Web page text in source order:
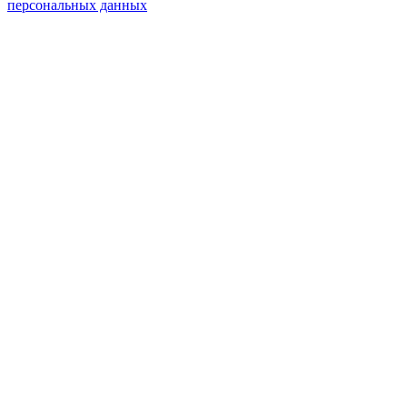
персональных данных